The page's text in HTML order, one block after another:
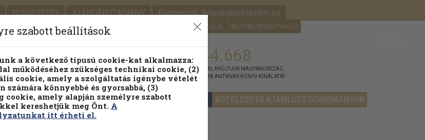
ELŐJEGYZÉS AJÁNDÉKUTALVÁNY Partnerünk: Régiségkereskedés.hu
SEGÍTSÉG HÍRLEVÉL BELÉPÉS/REGISZTRÁCIÓ
ÁRAINK FENNTARTHATÓ OLVASMÁNYOK KÖTELEZŐ ÉS AJÁNLOTT OLVASMÁNYOK
Részletes kereső Témaköri fa 1.144.668
KIADVÁNNYAL NYÚJTJUK MAGYARORSZÁG
LEGNAGYOBB ANTIKVÁR KÖNYV-KÍNÁLATÁT
szabott beállítások
a következő típusú cookie-kat alkalmazza:
működéséhez szükséges technikai cookie, (2)
cookie, amely a szolgáltatás igénybe vételét
számára könnyebbé és gyorsabbá, (3)
cookie, amely alapján személyre szabott
kereshetjük meg Önt. A
itt érheti el.